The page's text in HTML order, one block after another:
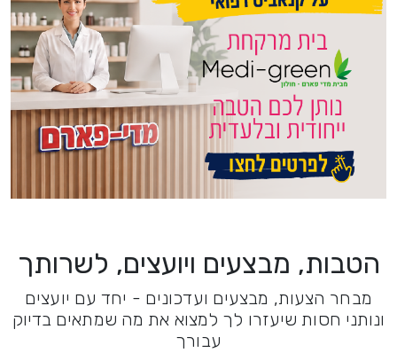
הטבות, מבצעים ויועצים, לשרותך
מבחר הצעות, מבצעים ועדכונים - יחד עם יועצים
ונותני חסות שיעזרו לך למצוא את מה שמתאים בדיוק
עבורך